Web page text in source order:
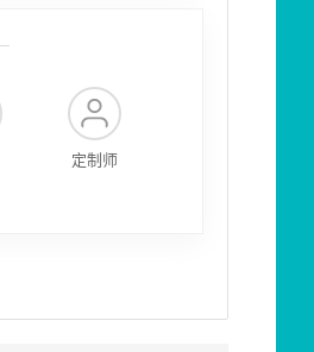
定制师